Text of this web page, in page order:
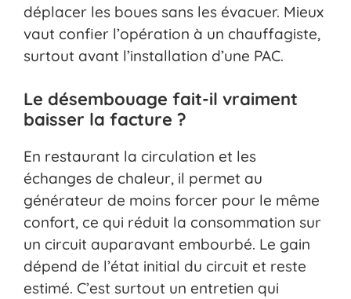
déplacer les boues sans les évacuer. Mieux
vaut confier l’opération à un chauffagiste,
surtout avant l’installation d’une PAC.
Le désembouage fait-il vraiment
baisser la facture ?
En restaurant la circulation et les
échanges de chaleur, il permet au
générateur de moins forcer pour le même
confort, ce qui réduit la consommation sur
un circuit auparavant embourbé. Le gain
dépend de l’état initial du circuit et reste
estimé. C’est surtout un entretien qui